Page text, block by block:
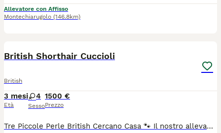
Allevatore con Affisso
Montechiarugolo (146.8km)
British Shorthair Cuccioli
British
3 mesi
Età
4
Sesso
1500 €
Prezzo
Tre Piccole Perle British Cercano Casa 🐾 Il nostro allevamento è lieto di presentare le figlie di Hurma, nate e cresciute in un ambiente familiare, circondate da amore e cure costanti. Cerchiamo per loro delle famiglie speciali, consapevoli e pronte ad accogliere la dolcezza e la riservatezza tipiche della razza British Shorthair. Le piccole saranno pronte per raggiungere le loro nuove case dopo aver completato il ciclo vaccinale e lo svezzamento. 🌸 Le Sorelline disponibili: La Bicolor (Blu e Bianco): Un perfetto equilibrio di eleganza e simmetria. Un mantello soffice e un carattere che sta sbocciando giorno dopo giorno. La Blu: La classica bellezza britannica. Un mantello grigio-blu profondo e vellutato, l'essenza dell'aristocrazia felina. La Panna e Fawn: Una combinazione di colori rara e delicata. Dai toni caldi e pastello, è una vera piccola rarità per amanti delle sfumature ricercate.